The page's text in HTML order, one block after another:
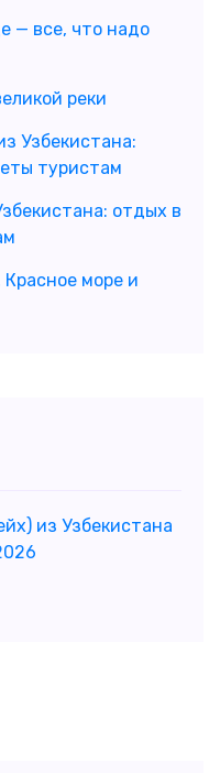
— все, что надо
реки
Узбекистана:
туристам
отдых в
море и
из Узбекистана